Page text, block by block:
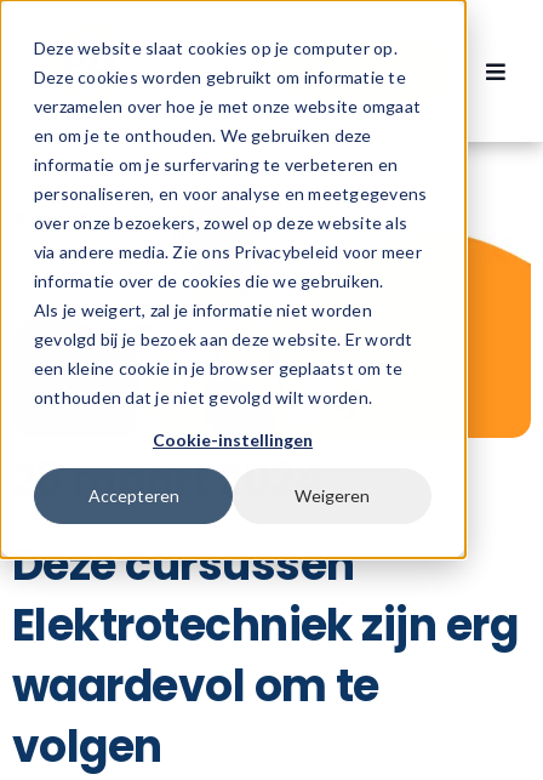
Deze website slaat cookies op je computer op.
Deze cookies worden gebruikt om informatie te
verzamelen over hoe je met onze website omgaat
en om je te onthouden. We gebruiken deze
informatie om je surfervaring te verbeteren en
personaliseren, en voor analyse en meetgegevens
over onze bezoekers, zowel op deze website als
via andere media. Zie ons Privacybeleid voor meer
informatie over de cookies die we gebruiken.
Als je weigert, zal je informatie niet worden
gevolgd bij je bezoek aan deze website. Er wordt
een kleine cookie in je browser geplaatst om te
onthouden dat je niet gevolgd wilt worden.
Cookie-instellingen
Accepteren Weigeren
naar
inhoud
Contact
Vacatures
Voor werknemers
Voor werkgevers
Over ons
28 maart 2024
Deze cursussen
Elektrotechniek zijn erg
waardevol om te
volgen